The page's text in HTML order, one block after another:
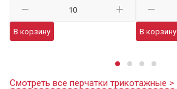
В корзину В корзину
Смотреть все перчатки трикотажные >